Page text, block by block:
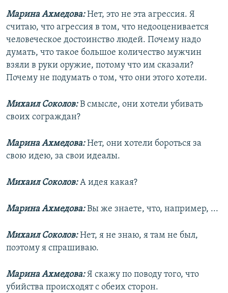
Марина Ахмедова:Нет, это не эта агрессия. Я
считаю, что агрессия в том, что недооценивается
человеческое достоинство людей. Почему надо
думать, что такое большое количество мужчин
взяли в руки оружие, потому что им сказали?
Почему не подумать о том, что они этого хотели.
Михаил Соколов:В смысле, они хотели убивать
своих сограждан?
Марина Ахмедова:Нет, они хотели бороться за
свою идею, за свои идеалы.
Михаил Соколов:А идея какая?
Марина Ахмедова:Вы же знаете, что, например, ...
Михаил Соколов:Нет, я не знаю, я там не был,
поэтому я спрашиваю.
Марина Ахмедова:Я скажу по поводу того, что
убийства происходят с обеих сторон.